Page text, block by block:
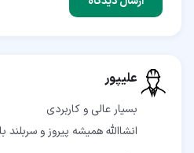
علیپور
انشاالله همیشه پیروز و سربلند